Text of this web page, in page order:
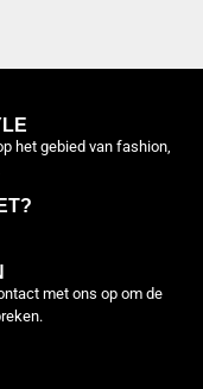
het gebied van fashion,
met ons op om de